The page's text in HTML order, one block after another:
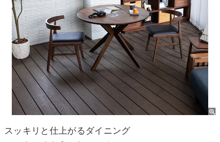
スッキリと仕上がるダイニング